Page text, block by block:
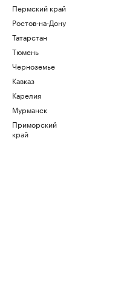
Пермский край
Ростов-на-Дону
Татарстан
Тюмень
Черноземье
Кавказ
Карелия
Мурманск
Приморский
край